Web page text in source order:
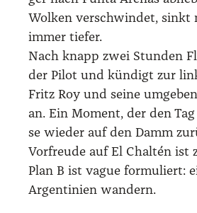
Wol­ken ver­schwin­det, sinkt
immer tie­fer.
Nach knapp zwei Stun­den
der Pilot und kün­digt zur
Fritz Roy und sei­ne
an. Ein Moment, der den
se wie­der auf den Damm
Vor­freu­de auf El Chal­tén ist
Plan B ist vague for­mu­liert:
Argen­ti­ni­en wan­dern.